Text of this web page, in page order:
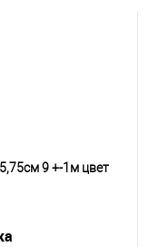
9 +-1м цвет